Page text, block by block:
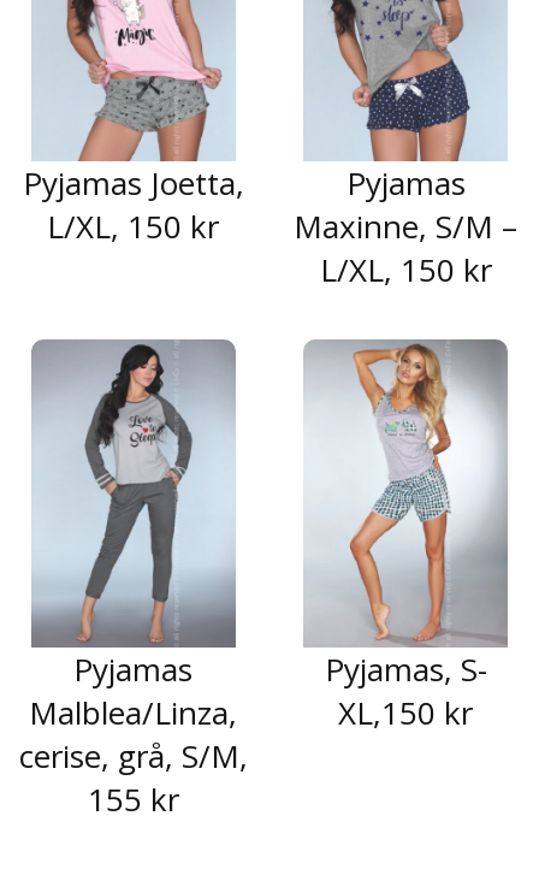
Pyjamas Joetta,
L/XL, 150 kr
Pyjamas
Maxinne, S/M –
L/XL, 150 kr
Pyjamas
Malblea/Linza,
cerise, grå, S/M,
155 kr
Pyjamas, S-
XL,150 kr